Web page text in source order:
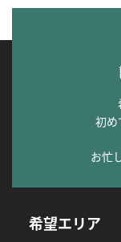
初め
お忙
希望エリア